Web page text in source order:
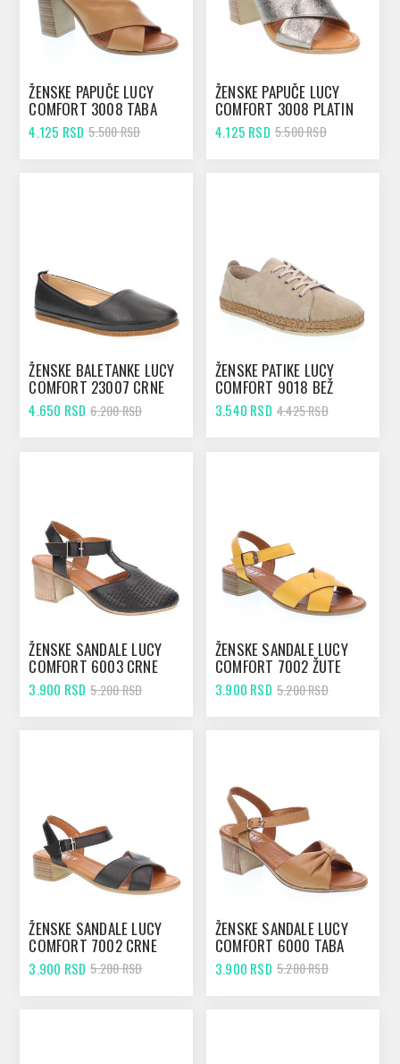
ŽENSKE PAPUČE LUCY
COMFORT 3008 TABA
4.125 RSD 5.500 RSD
ŽENSKE PAPUČE LUCY
COMFORT 3008 PLATIN
4.125 RSD 5.500 RSD
ŽENSKE BALETANKE LUCY
COMFORT 23007 CRNE
4.650 RSD 6.200 RSD
ŽENSKE PATIKE LUCY
COMFORT 9018 BEŽ
3.540 RSD 4.425 RSD
ŽENSKE SANDALE LUCY
COMFORT 6003 CRNE
3.900 RSD 5.200 RSD
ŽENSKE SANDALE LUCY
COMFORT 7002 ŽUTE
3.900 RSD 5.200 RSD
ŽENSKE SANDALE LUCY
COMFORT 7002 CRNE
3.900 RSD 5.200 RSD
ŽENSKE SANDALE LUCY
COMFORT 6000 TABA
3.900 RSD 5.200 RSD